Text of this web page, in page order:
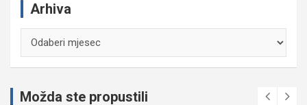
Arhiva
Možda ste propustili